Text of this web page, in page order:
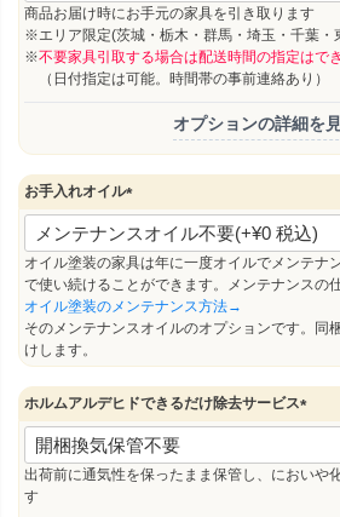
須
商品お届け時にお手元の家具を引き取ります
※エリア限定(茨城・栃木・群馬・埼玉・千葉・
※不要家具引取する場合は配送時間の指定はで
（日付指定は可能。時間帯の事前連絡あり）
オプションの詳細を
お手入れオイル
(
必
須
)
オイル塗装の家具は年に一度オイルでメンテナ
で使い続けることができます。メンテナンスの
オイル塗装のメンテナンス方法→
そのメンテナンスオイルのオプションです。同
けします。
ホルムアルデヒドできるだけ除去サービス
(
須
出荷前に通気性を保ったまま保管し、においや
す